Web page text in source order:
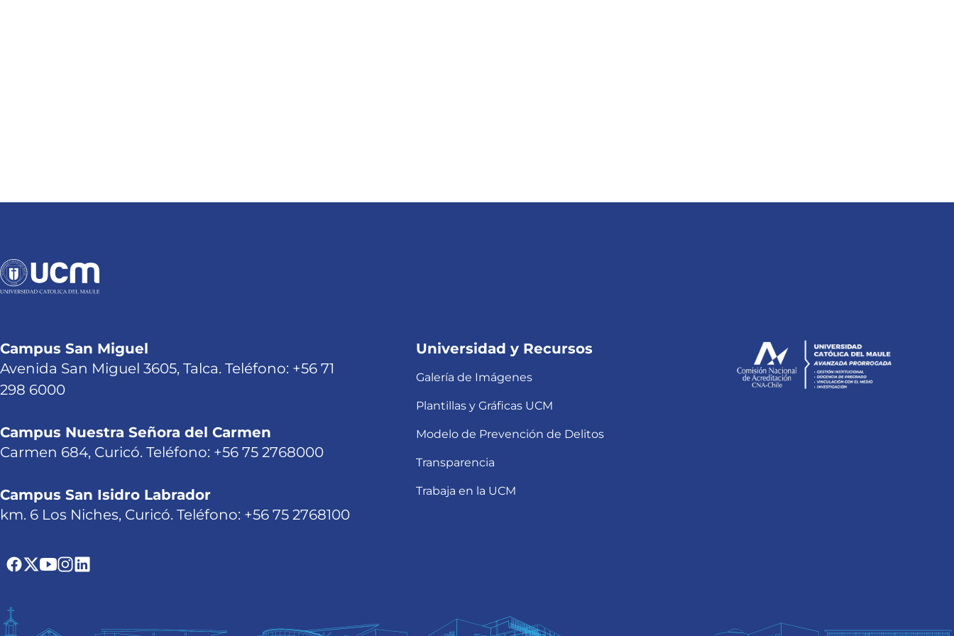
Campus San Miguel
Avenida San Miguel 3605, Talca. Teléfono: +56 71
298 6000
Campus Nuestra Señora del Carmen
Carmen 684, Curicó. Teléfono: +56 75 2768000
Campus San Isidro Labrador
km. 6 Los Niches, Curicó. Teléfono: +56 75 2768100
Universidad y Recursos
Galería de Imágenes
Plantillas y Gráficas UCM
Modelo de Prevención de Delitos
Transparencia
Trabaja en la UCM